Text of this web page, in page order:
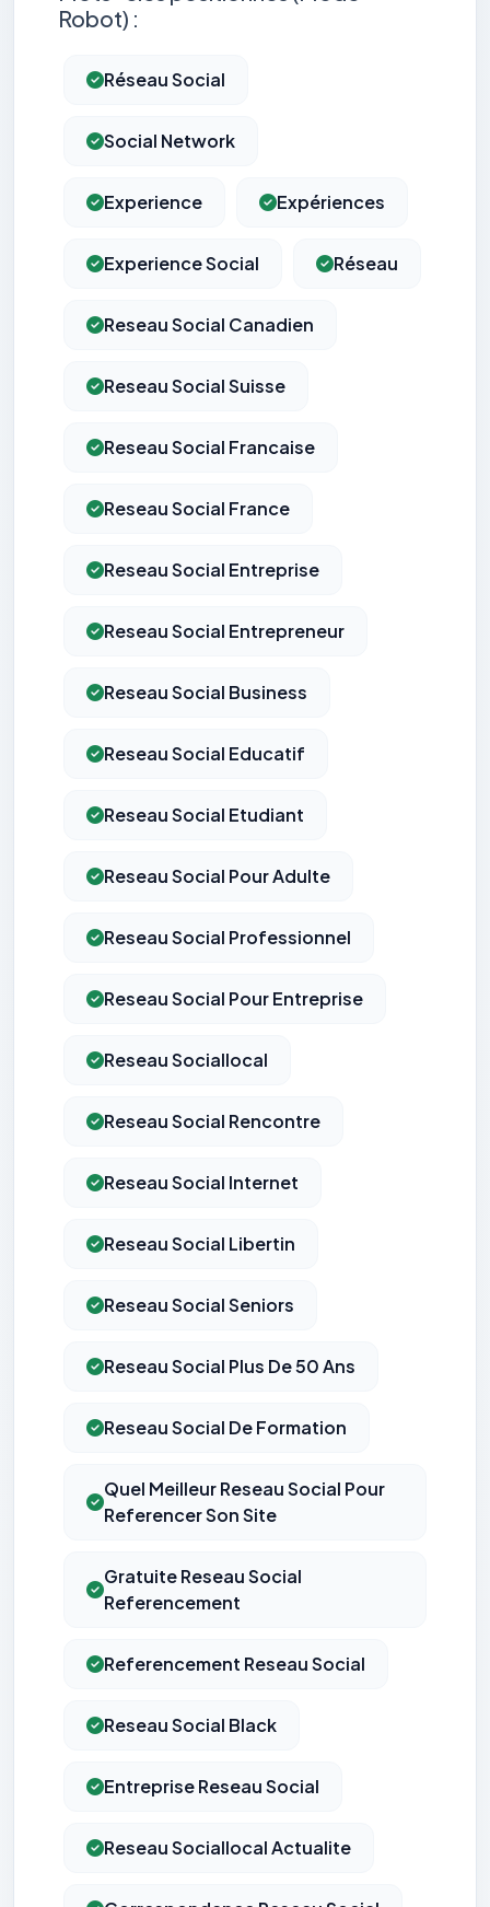
Robot) :
Réseau Social
Social Network
Experience Expériences
Experience Social Réseau
Reseau Social Canadien
Reseau Social Suisse
Reseau Social Francaise
Reseau Social France
Reseau Social Entreprise
Reseau Social Entrepreneur
Reseau Social Business
Reseau Social Educatif
Reseau Social Etudiant
Reseau Social Pour Adulte
Reseau Social Professionnel
Reseau Social Pour Entreprise
Reseau Sociallocal
Reseau Social Rencontre
Reseau Social Internet
Reseau Social Libertin
Reseau Social Seniors
Reseau Social Plus De 50 Ans
Reseau Social De Formation
Quel Meilleur Reseau Social Pour
Referencer Son Site
Gratuite Reseau Social
Referencement
Referencement Reseau Social
Reseau Social Black
Entreprise Reseau Social
Reseau Sociallocal Actualite